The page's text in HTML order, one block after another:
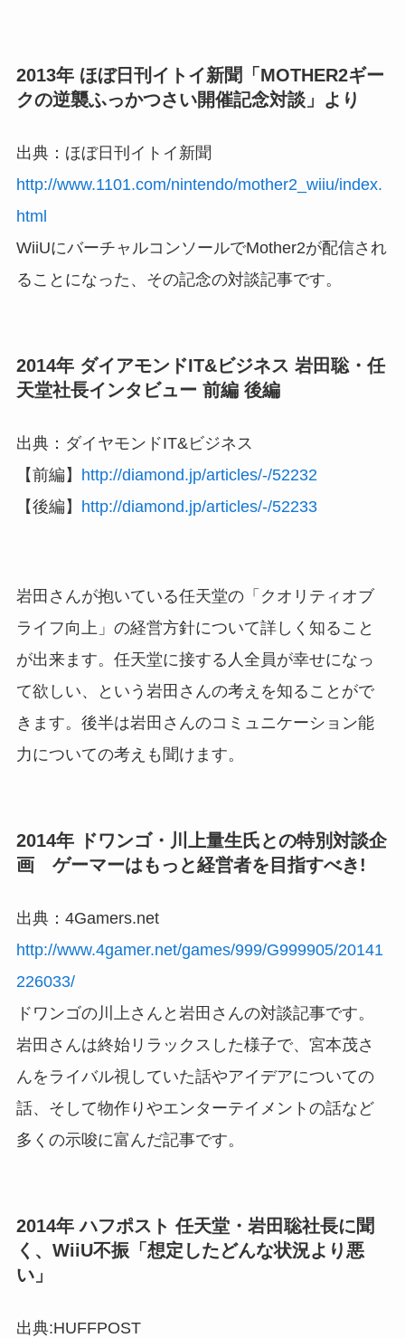
2013年 ほぼ日刊イトイ新聞「MOTHER2ギー
クの逆襲ふっかつさい開催記念対談」より
出典：ほぼ日刊イトイ新聞
http://www.1101.com/nintendo/mother2_wiiu/index.
html
WiiUにバーチャルコンソールでMother2が配信され
ることになった、その記念の対談記事です。
2014年 ダイアモンドIT&ビジネス 岩田聡・任
天堂社長インタビュー 前編 後編
出典：ダイヤモンドIT&ビジネス
【前編】 http://diamond.jp/articles/-/52232
【後編】 http://diamond.jp/articles/-/52233
岩田さんが抱いている任天堂の「クオリティオブ
ライフ向上」の経営方針について詳しく知ること
が出来ます。任天堂に接する人全員が幸せになっ
て欲しい、という岩田さんの考えを知ることがで
きます。後半は岩田さんのコミュニケーション能
力についての考えも聞けます。
2014年 ドワンゴ・川上量生氏との特別対談企
画 ゲーマーはもっと経営者を目指すべき!
出典：4Gamers.net
http://www.4gamer.net/games/999/G999905/20141
226033/
ドワンゴの川上さんと岩田さんの対談記事です。
岩田さんは終始リラックスした様子で、宮本茂さ
んをライバル視していた話やアイデアについての
話、そして物作りやエンターテイメントの話など
多くの示唆に富んだ記事です。
2014年 ハフポスト 任天堂・岩田聡社長に聞
く、WiiU不振「想定したどんな状況より悪
い」
出典:HUFFPOST